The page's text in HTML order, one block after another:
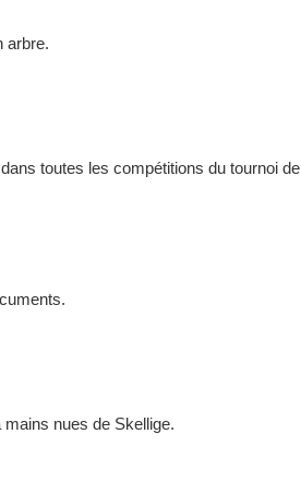
arbre.
toutes les compétitions du tournoi de
nues de Skellige.